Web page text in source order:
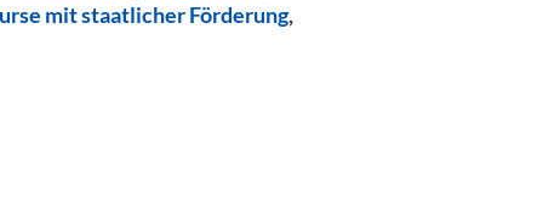
mit staatlicher Förderung,